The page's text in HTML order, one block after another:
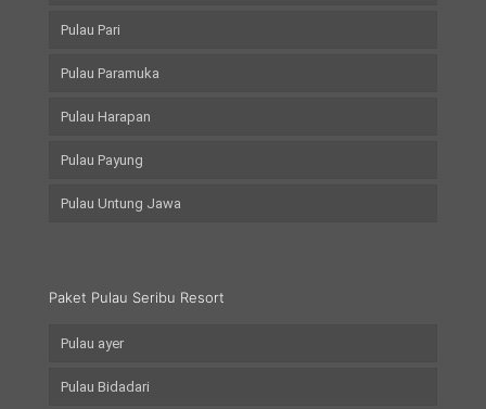
Pulau Pari
Pulau Paramuka
Pulau Harapan
Pulau Payung
Pulau Untung Jawa
Paket Pulau Seribu Resort
Pulau ayer
Pulau Bidadari